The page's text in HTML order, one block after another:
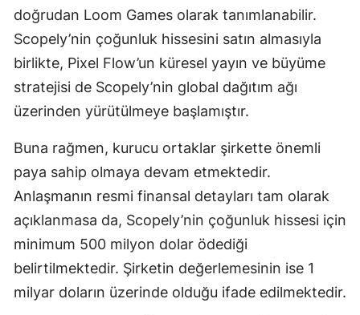
doğrudan Loom Games olarak tanımlanabilir.
Scopely’nin çoğunluk hissesini satın almasıyla
birlikte, Pixel Flow’un küresel yayın ve büyüme
stratejisi de Scopely’nin global dağıtım ağı
üzerinden yürütülmeye başlamıştır.
Buna rağmen, kurucu ortaklar şirkette önemli
paya sahip olmaya devam etmektedir.
Anlaşmanın resmi finansal detayları tam olarak
açıklanmasa da, Scopely’nin çoğunluk hissesi için
minimum 500 milyon dolar ödediği
belirtilmektedir. Şirketin değerlemesinin ise 1
milyar doların üzerinde olduğu ifade edilmektedir.